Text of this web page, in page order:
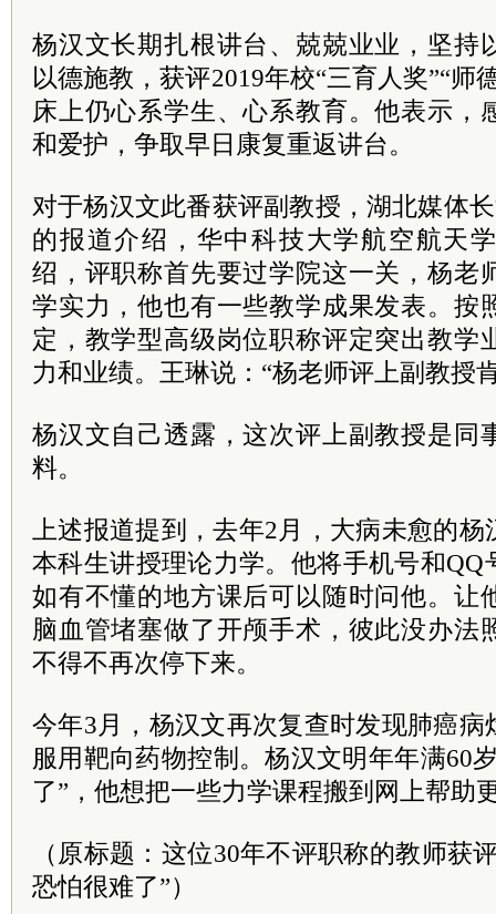
杨汉文长期扎根讲台、兢兢业业，坚持
以德施教，获评2019年校“三育人奖”“师
床上仍心系学生、心系教育。他表示，
和爱护，争取早日康复重返讲台。
对于杨汉文此番获评副教授，湖北媒体
的报道介绍，华中科技大学航空航天
绍，评职称首先要过学院这一关，杨老
学实力，他也有一些教学成果发表。按
定，教学型高级岗位职称评定突出教学
力和业绩。王琳说：“杨老师评上副教授
杨汉文自己透露，这次评上副教授是同
料。
上述报道提到，去年2月，大病未愈的
本科生讲授理论力学。他将手机号和
如有不懂的地方课后可以随时问他。让
脑血管堵塞做了开颅手术，彼此没办法
不得不再次停下来。
今年3月，杨汉文再次复查时发现肺癌
服用靶向药物控制。杨汉文明年年满60
了”，他想把一些力学课程搬到网上帮助
（原标题： 这位30年不评职称的教师获
恐怕很难了”）